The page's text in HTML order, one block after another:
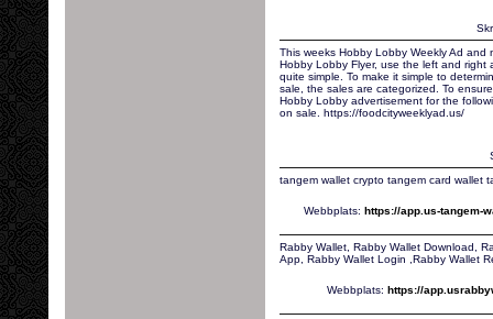
This weeks Hobby Lobby Weekly Ad
Hobby Lobby Flyer, use the left and right
quite simple. To make it simple to
sale, the sales are categorized. To
Hobby Lobby advertisement for the
on sale. https://foodcityweeklyad.us/
tangem wallet crypto tangem card wallet
Webbplats: https://app.us-tangem-
Rabby Wallet, Rabby Wallet Download,
App, Rabby Wallet Login ,Rabby Wallet
Webbplats: https://